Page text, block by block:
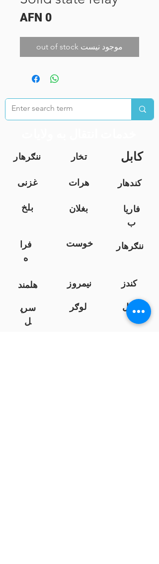
AFN 0Price
out of stock موجود نیست
ننګرهار تخار کابل
غزنی هرات
کندهار
بلخ
بغلان
فاریا
ب
فرا
ه
خوست ننګرهار
هلمند نیمروز
کندز
سرپ
ل
لوګر زابل